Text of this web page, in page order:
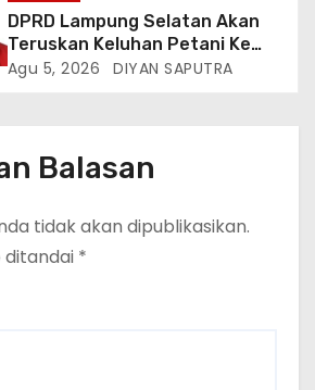
DPRD Lampung Selatan Akan
Teruskan Keluhan Petani Ke
Dinas Terkait, Minta Audit
Agu 5, 2026 DIYAN SAPUTRA
Balasan
tidak akan dipublikasikan.
ditandai *